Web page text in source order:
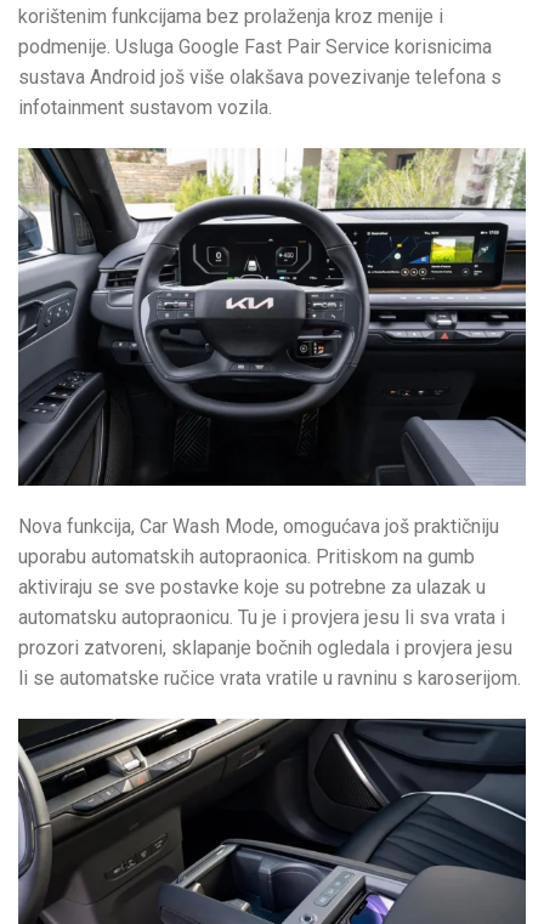
korištenim funkcijama bez prolaženja kroz menije i
podmenije. Usluga Google Fast Pair Service korisnicima
sustava Android još više olakšava povezivanje telefona s
infotainment sustavom vozila.
Nova funkcija, Car Wash Mode, omogućava još praktičniju
uporabu automatskih autopraonica. Pritiskom na gumb
aktiviraju se sve postavke koje su potrebne za ulazak u
automatsku autopraonicu. Tu je i provjera jesu li sva vrata i
prozori zatvoreni, sklapanje bočnih ogledala i provjera jesu
li se automatske ručice vrata vratile u ravninu s karoserijom.